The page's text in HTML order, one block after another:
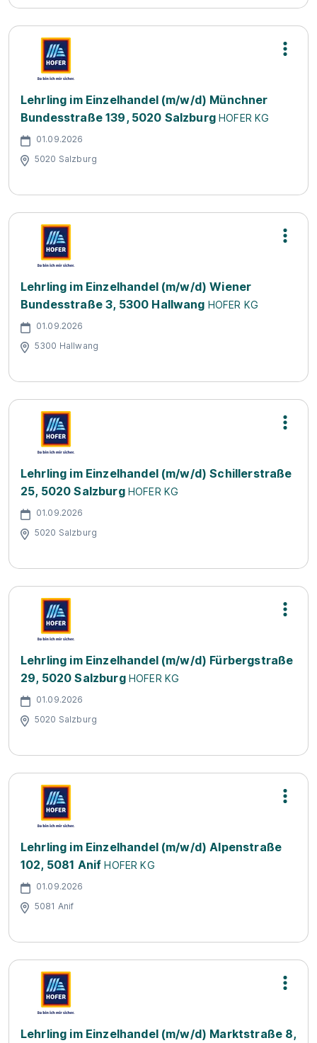
Lehrling im Einzelhandel (m/w/d) Münchner
Bundesstraße 139, 5020 Salzburg HOFER KG
01.09.2026
5020 Salzburg
Lehrling im Einzelhandel (m/w/d) Wiener
Bundesstraße 3, 5300 Hallwang HOFER KG
01.09.2026
5300 Hallwang
Lehrling im Einzelhandel (m/w/d) Schillerstraße
25, 5020 Salzburg HOFER KG
01.09.2026
5020 Salzburg
Lehrling im Einzelhandel (m/w/d) Fürbergstraße
29, 5020 Salzburg HOFER KG
01.09.2026
5020 Salzburg
Lehrling im Einzelhandel (m/w/d) Alpenstraße
102, 5081 Anif HOFER KG
01.09.2026
5081 Anif
Lehrling im Einzelhandel (m/w/d) Marktstraße 8,